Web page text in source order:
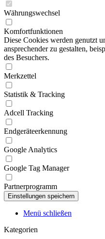
Währungswechsel
Komfortfunktionen
Diese Cookies werden genutzt
ansprechender zu gestalten,
des Besuchers.
Merkzettel
Statistik & Tracking
Adcell Tracking
Endgeräteerkennung
Google Analytics
Google Tag Manager
Partnerprogramm
Menü schließen
Kategorien